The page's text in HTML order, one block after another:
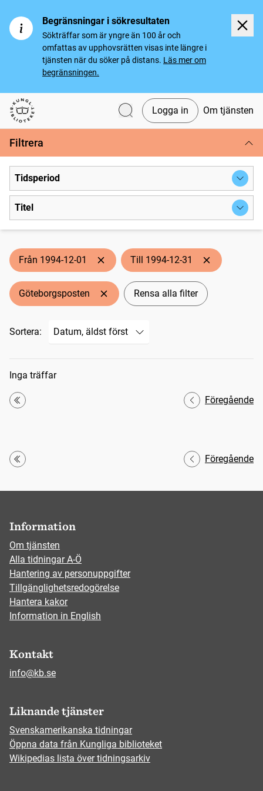
Begränsningar i sökresultaten
Sökträffar som är yngre än 100 år och
omfattas av upphovsrätten visas inte längre i
tjänsten när du söker på distans. Läs mer om
begränsningen.
Svenska tidningar
Logga in Om tjänsten
Filtrera
Tidsperiod
Titel
Från 1994-12-01 Till 1994-12-31
Göteborgsposten Rensa alla filter
Sortera:
Sökresultat
Inga träffar
Första
Föregående
Första
Föregående
Information
Om tjänsten
Alla tidningar A-Ö
Hantering av personuppgifter
Tillgänglighetsredogörelse
Hantera kakor
Information in English
Kontakt
info@kb.se
Liknande tjänster
Svenskamerikanska tidningar
Öppna data från Kungliga biblioteket
Wikipedias lista över tidningsarkiv